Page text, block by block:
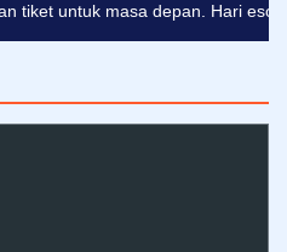
untuk masa depan. Hari esok